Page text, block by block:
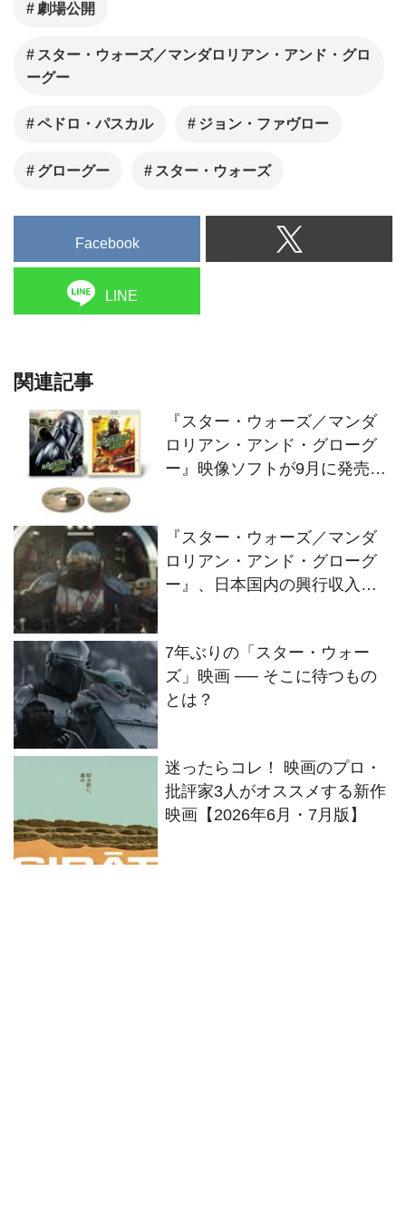
劇場公開
スター・ウォーズ／マンダロリアン・アンド・グロ
ーグー
ペドロ・パスカル ジョン・ファヴロー
グローグー スター・ウォーズ
Facebook
LINE
関連記事
『スター・ウォーズ／マンダ
ロリアン・アンド・グローグ
ー』映像ソフトが9月に発売！
『スター・ウォーズ／マンダ
ロリアン・アンド・グローグ
ー』、日本国内の興行収入が
7年ぶりの「スター・ウォー
ズ」映画 ── そこに待つもの
とは？
迷ったらコレ！ 映画のプロ・
批評家3人がオススメする新作
映画【2026年6月・7月版】